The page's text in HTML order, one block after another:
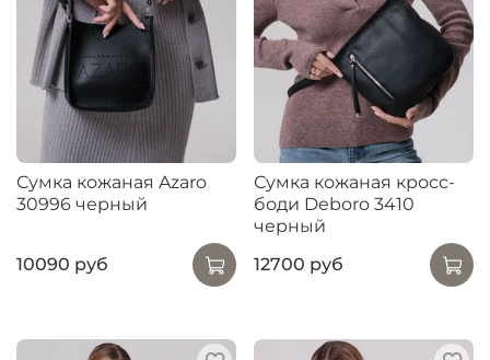
Сумка кожаная Azaro
30996 черный
10090 руб
Сумка кожаная кросс-
боди Deboro 3410
черный
12700 руб